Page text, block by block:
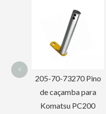
205-70-73270 Pino
de caçamba para
Komatsu PC200
<